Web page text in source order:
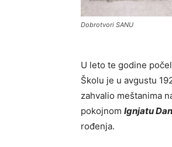
Dobrotvori SANU
U leto te godine
Školu je u avgustu
zahvalio meštanima
pokojnom Ignjatu
rođenja.